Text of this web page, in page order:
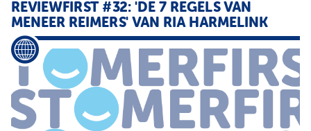
REVIEWFIRST #32: 'DE 7 REGELS VAN
MENEER REIMERS' VAN RIA HARMELINK